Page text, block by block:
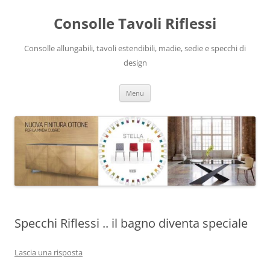
contenutoConsolle Tavoli Riflessi
Consolle allungabili, tavoli estendibili, madie, sedie e specchi di
design
Menu
Specchi Riflessi .. il bagno diventa speciale
Lascia una risposta